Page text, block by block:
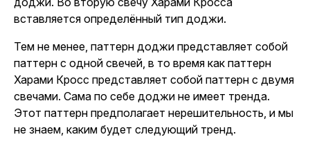
вставляется определённый тип доджи.
Тем не менее, паттерн доджи представляет собой
паттерн с одной свечей, в то время как паттерн
Харами Кросс представляет собой паттерн с двумя
свечами. Сама по себе доджи не имеет тренда.
Этот паттерн предполагает нерешительность, и мы
не знаем, каким будет следующий тренд.